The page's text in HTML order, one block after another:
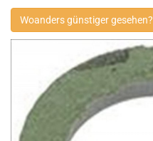
Woanders günstiger gesehen?